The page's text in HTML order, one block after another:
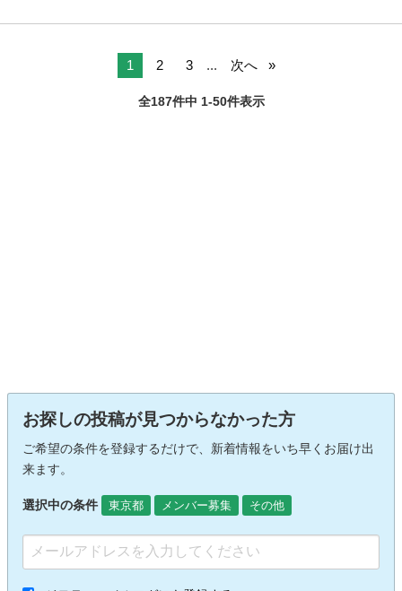
1 2 3 ... 次へ
全187件中 1-50件表示
お探しの投稿が見つからなかった方
ご希望の条件を登録するだけで、新着情報をいち早くお届け出
来ます。
選択中の条件 東京都 メンバー募集 その他